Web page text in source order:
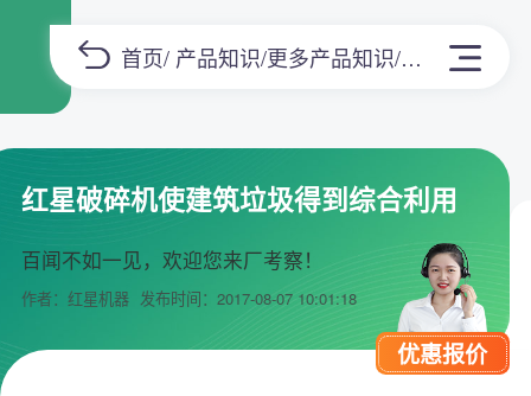
首页/ 产品知识/更多产品知识/正文
红星破碎机使建筑垃圾得到综合利用
百闻不如一见，欢迎您来厂考察！
作者：红星机器 发布时间：2017-08-07 10:01:18
优惠报价